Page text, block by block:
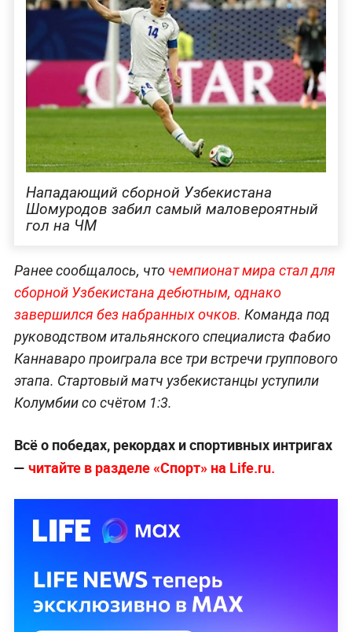
Нападающий сборной Узбекистана
Шомуродов забил самый маловероятный
гол на ЧМ
Ранее сообщалось, чточемпионат мира стал для
сборной Узбекистана дебютным, однако
завершился без набранных очков. Команда под
руководством итальянского специалиста Фабио
Каннаваро проиграла все три встречи группового
этапа. Стартовый матч узбекистанцы уступили
Колумбии со счётом 1:3.
Всё о победах, рекордах и спортивных интригах
— читайте в разделе «Спорт» на Life.ru.